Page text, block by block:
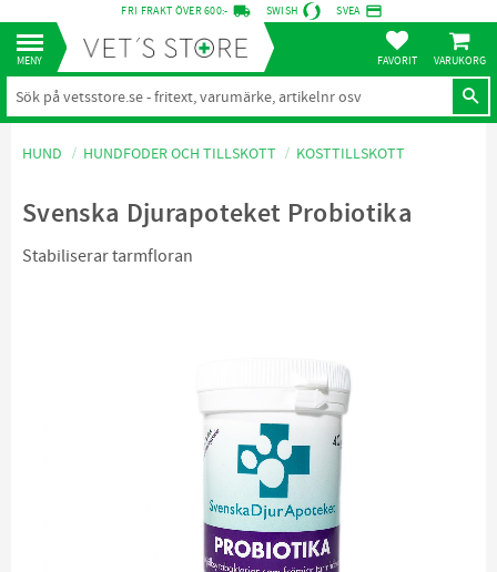
Meny
FRI FRAKT ÖVER 600:- local_shipping SWISH SVEA credit_card
FAVORITER
HUND HUNDFODER OCH TILLSKOTT KOSTTILLSKOTT
Svenska Djurapoteket Probiotika
Stabiliserar tarmfloran